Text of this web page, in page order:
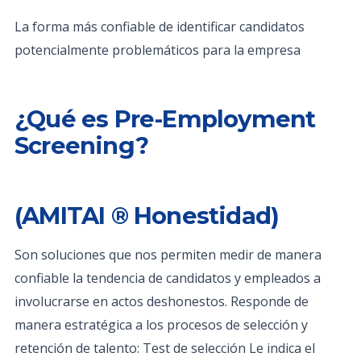
La forma más confiable de identificar candidatos
potencialmente problemáticos para la empresa
¿Qué es Pre-Employment
Screening?
(AMITAI ® Honestidad)
Son soluciones que nos permiten medir de manera
confiable la tendencia de candidatos y empleados a
involucrarse en actos deshonestos. Responde de
manera estratégica a los procesos de selección y
retención de talento: Test de selección Le indica el